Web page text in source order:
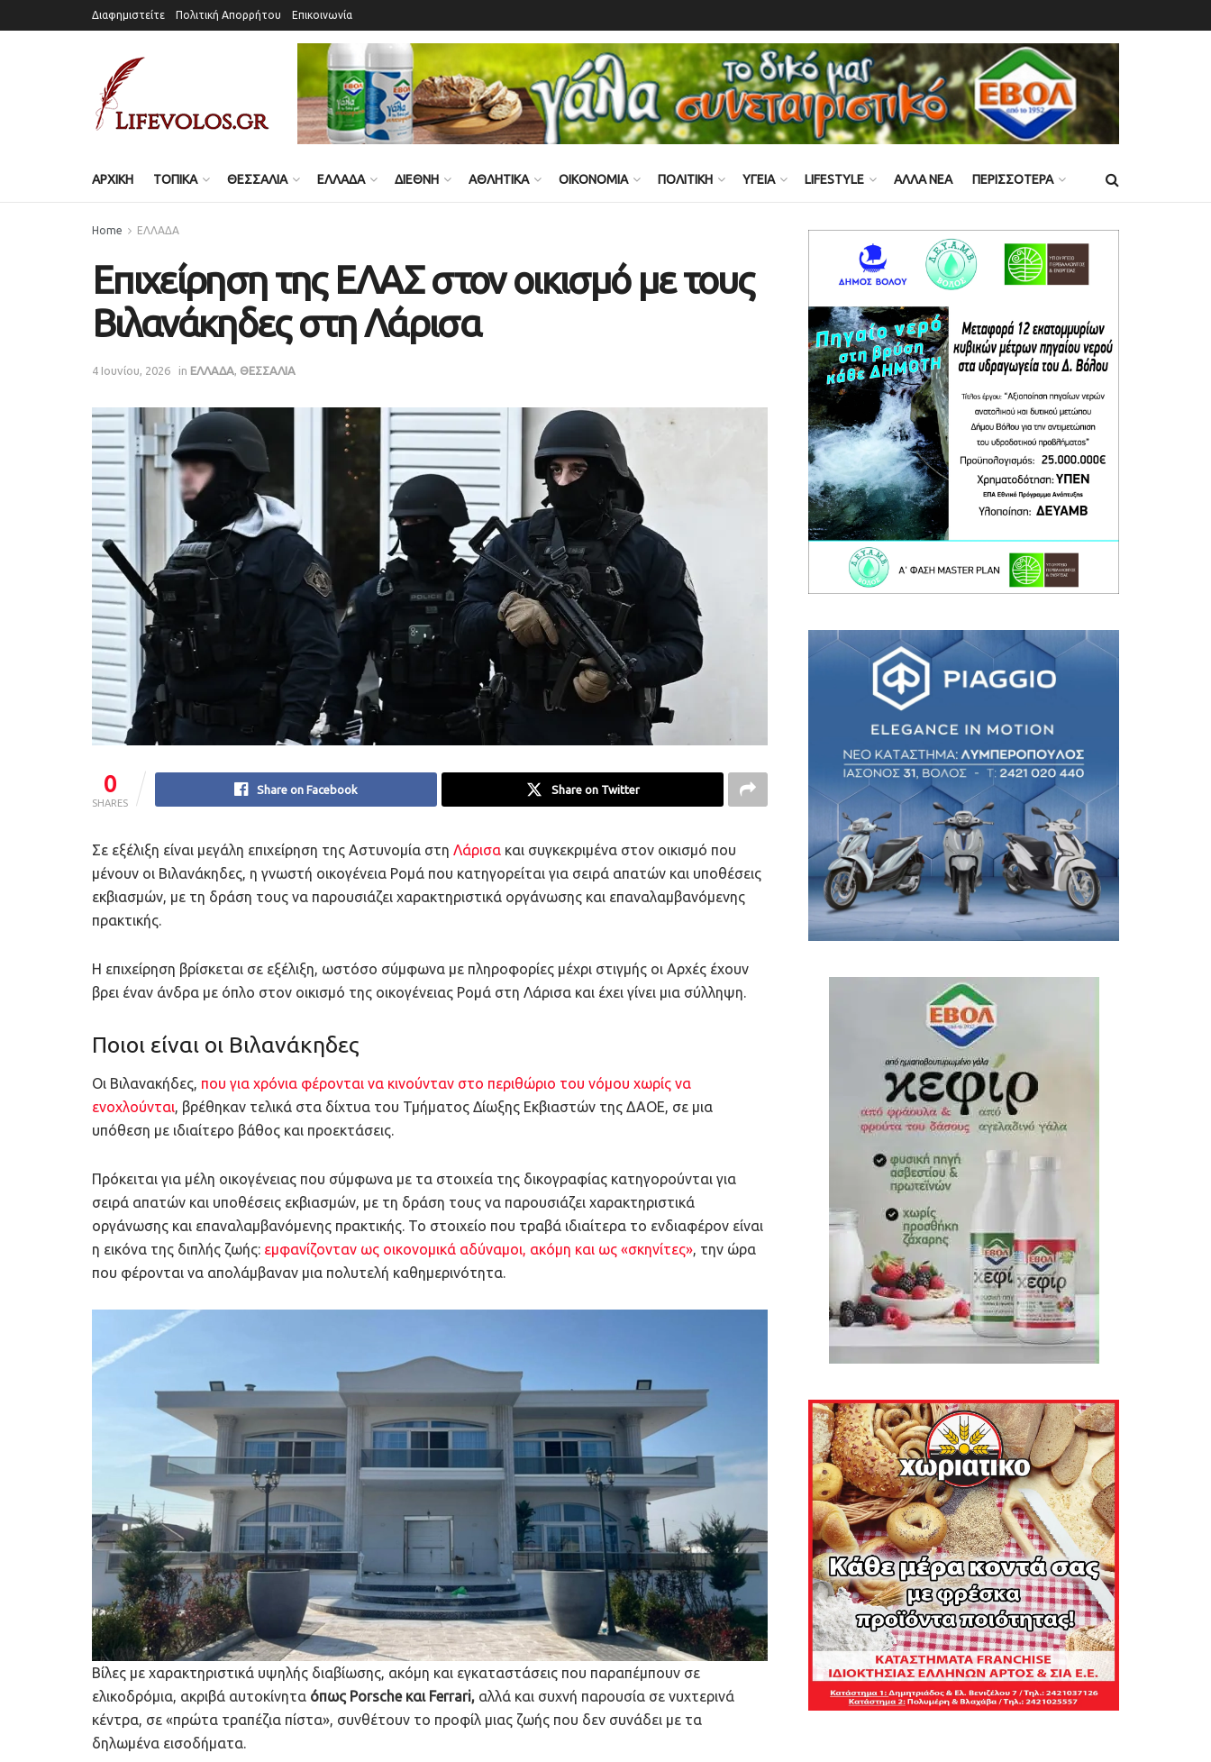
Διαφημιστείτε Πολιτική Απορρήτου Επικοινωνία
ΑΡΧΙΚΗ ΤΟΠΙΚΑ ΘΕΣΣΑΛΙΑ ΕΛΛΑΔΑ ΔΙΕΘΝΗ ΑΘΛΗΤΙΚΑ ΟΙΚΟΝΟΜΙΑ ΠΟΛΙΤΙΚΗ ΥΓΕΙΑ LIFESTYLE ΑΛΛΑ ΝΕΑ ΠΕΡΙΣΣΟΤΕΡΑ
Home ΕΛΛΑΔΑ
Επιχείρηση της ΕΛΑΣ στον οικισμό με τους
Βιλανάκηδες στη Λάρισα
4 Ιουνίου, 2026 in ΕΛΛΑΔΑ ΘΕΣΣΑΛΙΑ
0
SHARES
Share on Facebook Share on Twitter
Σε εξέλιξη είναι μεγάλη επιχείρηση της Αστυνομία στη Λάρισα και συγκεκριμένα στον οικισμό που
μένουν οι Βιλανάκηδες, η γνωστή οικογένεια Ρομά που κατηγορείται για σειρά απατών και υποθέσεις
εκβιασμών, με τη δράση τους να παρουσιάζει χαρακτηριστικά οργάνωσης και επαναλαμβανόμενης
πρακτικής.
Η επιχείρηση βρίσκεται σε εξέλιξη, ωστόσο σύμφωνα με πληροφορίες μέχρι στιγμής οι Αρχές έχουν
βρει έναν άνδρα με όπλο στον οικισμό της οικογένειας Ρομά στη Λάρισα και έχει γίνει μια σύλληψη.
Ποιοι είναι οι Βιλανάκηδες
Οι Βιλανακήδες, που για χρόνια φέρονται να κινούνταν στο περιθώριο του νόμου χωρίς να
ενοχλούνται, βρέθηκαν τελικά στα δίχτυα του Τμήματος Δίωξης Εκβιαστών της ΔΑΟΕ, σε μια
υπόθεση με ιδιαίτερο βάθος και προεκτάσεις.
Πρόκειται για μέλη οικογένειας που σύμφωνα με τα στοιχεία της δικογραφίας κατηγορούνται για
σειρά απατών και υποθέσεις εκβιασμών, με τη δράση τους να παρουσιάζει χαρακτηριστικά
οργάνωσης και επαναλαμβανόμενης πρακτικής. Το στοιχείο που τραβά ιδιαίτερα το ενδιαφέρον είναι
η εικόνα της διπλής ζωής: εμφανίζονταν ως οικονομικά αδύναμοι, ακόμη και ως «σκηνίτες», την ώρα
που φέρονται να απολάμβαναν μια πολυτελή καθημερινότητα.
Βίλες με χαρακτηριστικά υψηλής διαβίωσης, ακόμη και εγκαταστάσεις που παραπέμπουν σε
ελικοδρόμια, ακριβά αυτοκίνητα όπως Porsche και Ferrari, αλλά και συχνή παρουσία σε νυχτερινά
κέντρα, σε «πρώτα τραπέζια πίστα», συνθέτουν το προφίλ μιας ζωής που δεν συνάδει με τα
δηλωμένα εισοδήματα.